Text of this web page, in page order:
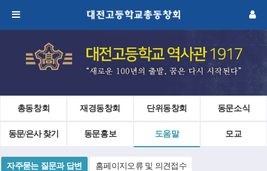
총동창회 재경동창회 단위동창회 동문소식
동문/은사 찾기 동문홍보 도움말 모교
자주묻는 질문과 답변 홈페이지오류 및 의견접수